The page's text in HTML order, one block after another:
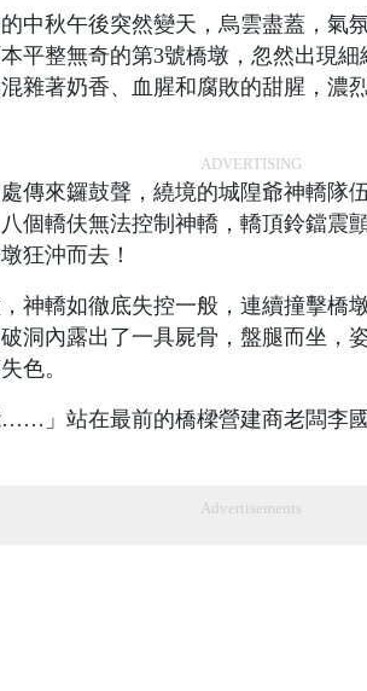
中秋午後突然變天，烏雲盡蓋，氣
平整無奇的第3號橋墩，忽然出現
著奶香、血腥和腐敗的甜腥，濃
ADVERTISING
傳來鑼鼓聲，繞境的城隍爺神轎隊
個轎伕無法控制神轎，轎頂鈴鐺震
狂沖而去！
神轎如徹底失控一般，連續撞擊橋
洞內露出了一具屍骨，盤腿而坐，
色。
」站在最前的橋樑營建商老闆李
Advertisements